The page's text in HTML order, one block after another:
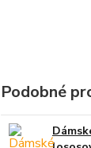
Podobné